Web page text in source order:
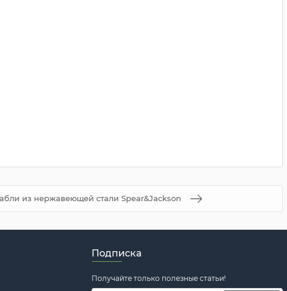
из нержавеющей стали Spear&Jackson
Подписка
Получайте только полезные статьи!